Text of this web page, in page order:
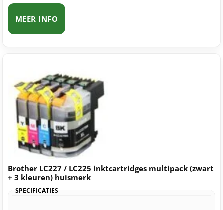
MEER INFO
Brother LC227 / LC225 inktcartridges multipack (zwart
+ 3 kleuren) huismerk
SPECIFICATIES